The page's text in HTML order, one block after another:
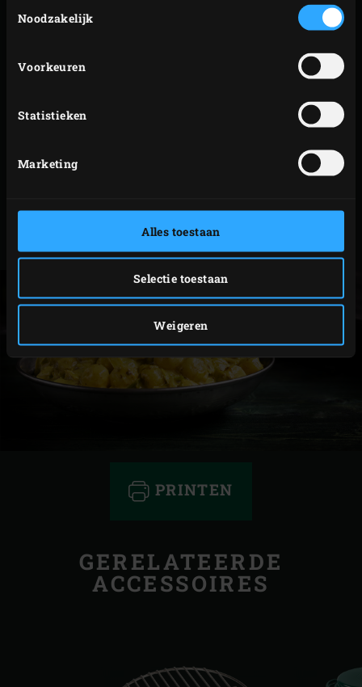
Noodzakelijk
Voorkeuren
Statistieken
Marketing
Alles toestaan
Selectie toestaan
Weigeren
aan de kook.
convEGGtor
en leg het rooster terug. Zet de pan weer
aardappeltjes 10-15 minuten zachtjes koken totdat
ze bijna gaar zijn. Snijd intussen de preien in de
lengte in vieren en vervolgens in stukjes van
PRINTEN
GERELATEERDE
ACCESSOIRES